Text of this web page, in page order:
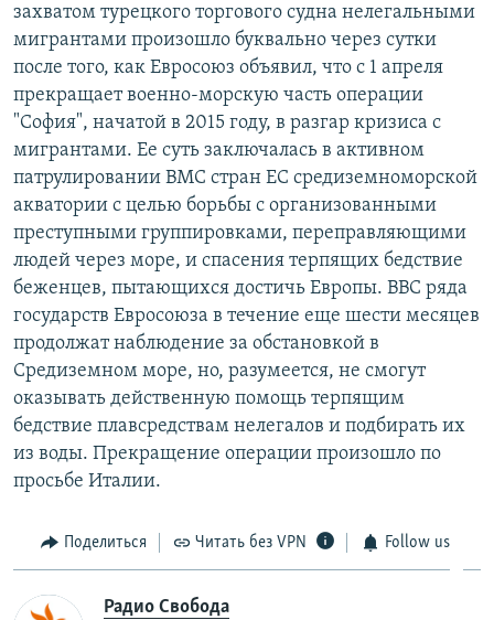
захватом турецкого торгового судна нелегальными
мигрантами произошло буквально через сутки
после того, как Евросоюз объявил, что с 1 апреля
прекращает военно-морскую часть операции
"София", начатой в 2015 году, в разгар кризиса с
мигрантами. Ее суть заключалась в активном
патрулировании ВМС стран ЕС средиземноморской
акватории с целью борьбы с организованными
преступными группировками, переправляющими
людей через море, и спасения терпящих бедствие
беженцев, пытающихся достичь Европы. ВВС ряда
государств Евросоюза в течение еще шести месяцев
продолжат наблюдение за обстановкой в
Средиземном море, но, разумеется, не смогут
оказывать действенную помощь терпящим
бедствие плавсредствам нелегалов и подбирать их
из воды. Прекращение операции произошло по
просьбе Италии.
Поделиться Читать без VPN Follow us
Радио Свобода